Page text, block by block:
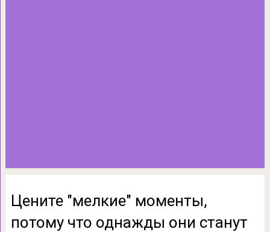
Цените ″мелкие″ моменты,
потому что однажды они станут